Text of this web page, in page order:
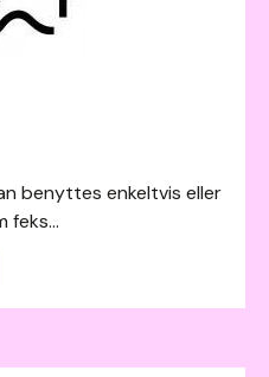
benyttes enkeltvis eller
feks...